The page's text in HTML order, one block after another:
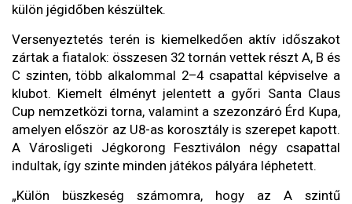
külön jégidőben készültek.
Versenyeztetés terén is kiemelkedően aktív időszakot
zártak a fiatalok: összesen 32 tornán vettek részt A, B és
C szinten, több alkalommal 2–4 csapattal képviselve a
klubot. Kiemelt élményt jelentett a győri Santa Claus
Cup nemzetközi torna, valamint a szezonzáró Érd Kupa,
amelyen először az U8-as korosztály is szerepet kapott.
A Városligeti Jégkorong Fesztiválon négy csapattal
indultak, így szinte minden játékos pályára léphetett.
„Külön büszkeség számomra, hogy az A szintű